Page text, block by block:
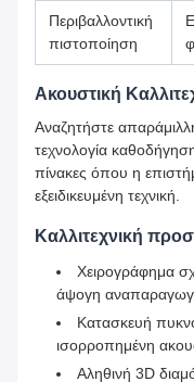
Περιβαλλοντική
πιστοποίηση
Ακουστική
Αναζητήστε
τεχνολογία
πίνακες όπου η
εξειδικευμένη τεχνική.
Καλλιτεχνική
Χειρογράφημα
άψογη
Κατασκευή
ισορροπημένη
Αληθινή 3D